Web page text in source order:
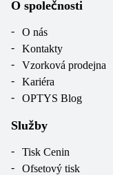
O společnosti
O nás
Kontakty
Vzorková prodejna
Kariéra
OPTYS Blog
Služby
Tisk Cenin
Ofsetový tisk